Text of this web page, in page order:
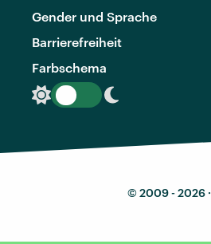
Gender und Sprache
Barrierefreiheit
Farbschema
© 2009 - 2026 ·